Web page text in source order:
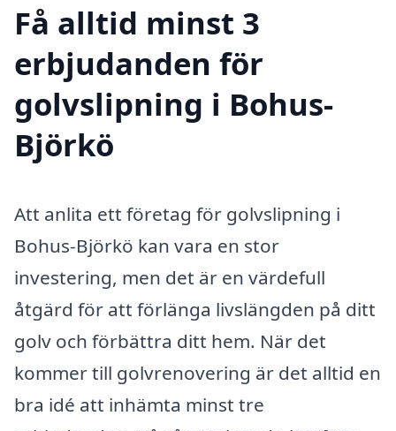
Få alltid minst 3
erbjudanden för
golvslipning i Bohus-
Björkö
Att anlita ett företag för golvslipning i
Bohus-Björkö kan vara en stor
investering, men det är en värdefull
åtgärd för att förlänga livslängden på ditt
golv och förbättra ditt hem. När det
kommer till golvrenovering är det alltid en
bra idé att inhämta minst tre